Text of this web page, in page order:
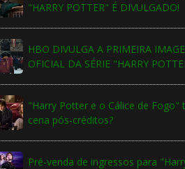
"HARRY POTTER" É DIVULGADO!
HBO DIVULGA A PRIMEIRA
OFICIAL DA SÉRIE "HARRY
"Harry Potter e o Cálice de Fogo"
cena pós-créditos?
Pré-venda de ingressos para